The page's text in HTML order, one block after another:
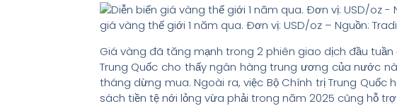
giá vàng thế giới 1 năm qua. Đơn vị: USD/oz – Nguồn:
Giá vàng đã tăng mạnh trong 2 phiên giao dịch đầu
Trung Quốc cho thấy ngân hàng trung ương của nước
tháng dừng mua. Ngoài ra, việc Bộ Chính trị Trung
sách tiền tệ nới lỏng vừa phải trong năm 2025 cũng hỗ